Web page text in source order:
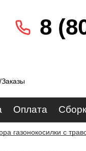
8
Оплата
газонокосилки с